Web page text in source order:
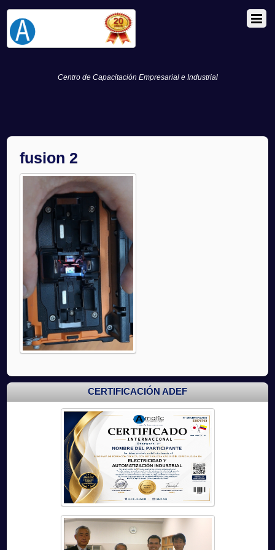
Centro de Capacitación Empresarial e Industrial
fusion 2
CERTIFICACIÓN ADEF